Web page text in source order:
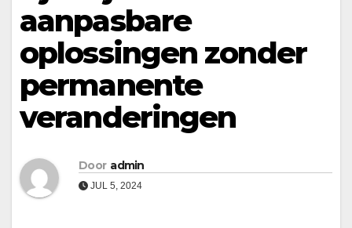
aanpasbare
oplossingen zonder
permanente
veranderingen
Door admin
JUL 5, 2024